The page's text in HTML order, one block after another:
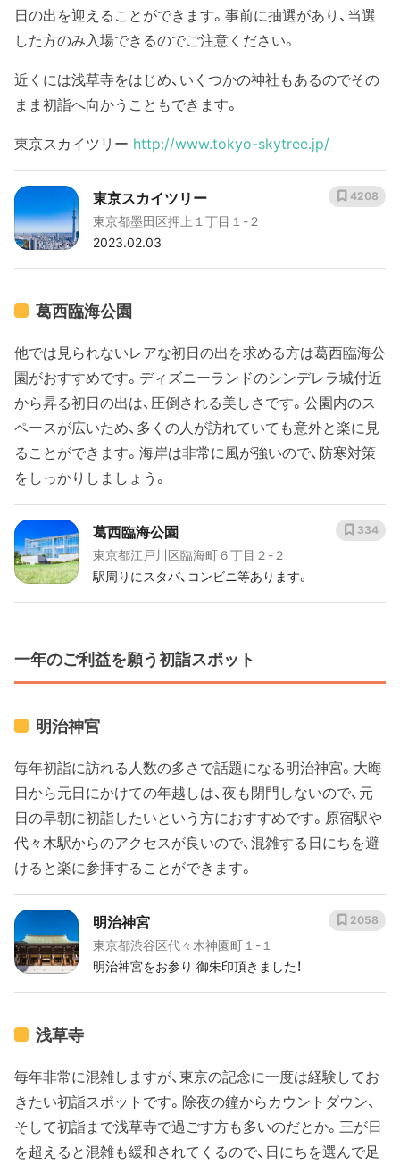
日の出を迎えることができます。事前に抽選があり、当選
した方のみ入場できるのでご注意ください。
近くには浅草寺をはじめ、いくつかの神社もあるのでその
まま初詣へ向かうこともできます。
東京スカイツリー http://www.tokyo-skytree.jp/
東京スカイツリー
東京都墨田区押上１丁目１-２
2023.02.03
4208
葛西臨海公園
他では見られないレアな初日の出を求める方は葛西臨海公
園がおすすめです。ディズニーランドのシンデレラ城付近
から昇る初日の出は、圧倒される美しさです。公園内のス
ペースが広いため、多くの人が訪れていても意外と楽に見
ることができます。海岸は非常に風が強いので、防寒対策
をしっかりしましょう。
葛西臨海公園
東京都江戸川区臨海町６丁目２-２
駅周りにスタバ、コンビニ等あります。
334
一年のご利益を願う初詣スポット
明治神宮
毎年初詣に訪れる人数の多さで話題になる明治神宮。大晦
日から元日にかけての年越しは、夜も閉門しないので、元
日の早朝に初詣したいという方におすすめです。原宿駅や
代々木駅からのアクセスが良いので、混雑する日にちを避
けると楽に参拝することができます。
明治神宮
東京都渋谷区代々木神園町１-１
明治神宮をお参り 御朱印頂きました！
2058
浅草寺
毎年非常に混雑しますが、東京の記念に一度は経験してお
きたい初詣スポットです。除夜の鐘からカウントダウン、
そして初詣まで浅草寺で過ごす方も多いのだとか。三が日
を超えると混雑も緩和されてくるので、日にちを選んで足